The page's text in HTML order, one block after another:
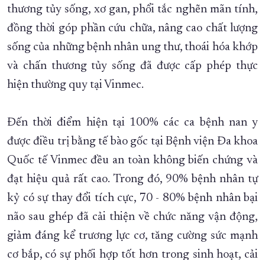
thương tủy sống, xơ gan, phổi tắc nghẽn mãn tính,
đồng thời góp phần cứu chữa, nâng cao chất lượng
sống của những bệnh nhân ung thư, thoái hóa khớp
và chấn thương tủy sống đã được cấp phép thực
hiện thường quy tại Vinmec.
Đến thời điểm hiện tại 100% các ca bệnh nan y
được điều trị bằng tế bào gốc tại Bệnh viện Đa khoa
Quốc tế Vinmec đều an toàn không biến chứng và
đạt hiệu quả rất cao. Trong đó, 90% bệnh nhân tự
kỷ có sự thay đổi tích cực, 70 - 80% bệnh nhân bại
não sau ghép đã cải thiện về chức năng vận động,
giảm đáng kể trương lực cơ, tăng cường sức mạnh
cơ bắp, có sự phối hợp tốt hơn trong sinh hoạt, cải